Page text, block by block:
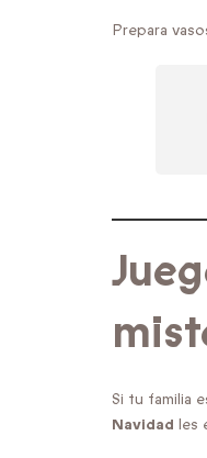
Prepara
Si tu familia
Navidad les